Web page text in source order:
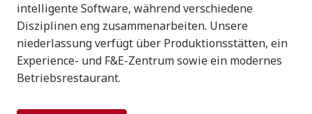
intelligente Software, während verschiedene
Disziplinen eng zusammenarbeiten. Unsere
niederlassung verfügt über Produktionsstätten, ein
Experience- und F&E-Zentrum sowie ein modernes
Betriebsrestaurant.